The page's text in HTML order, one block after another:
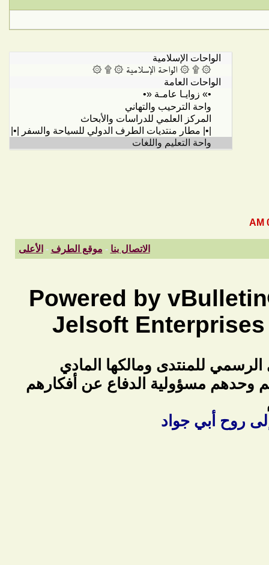
الاتصال بنا - موقع الطرف - الأعلى
Powered by
Jelsoft
للمنتدى ومالكها المادي
وحدهم مسؤولية الدفاع عن أفكارهم
روح أبي جواد